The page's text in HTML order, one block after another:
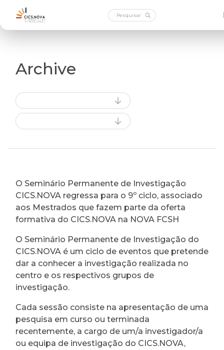
Archive
O Seminário Permanente de Investigação
CICS.NOVA regressa para o 9º ciclo, associado
aos Mestrados que fazem parte da oferta
formativa do CICS.NOVA na NOVA FCSH
O Seminário Permanente de Investigação do
CICS.NOVA é um ciclo de eventos que pretende
dar a conhecer a investigação realizada no
centro e os respectivos grupos de
investigação.
Cada sessão consiste na apresentação de uma
pesquisa em curso ou terminada
recentemente, a cargo de um/a investigador/a
ou equipa de investigação do CICS.NOVA,